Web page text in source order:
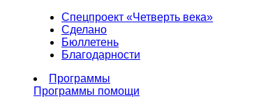
Спецпроект «Четверть века»
Сделано
Бюллетень
Благодарности
Программы
Программы помощи